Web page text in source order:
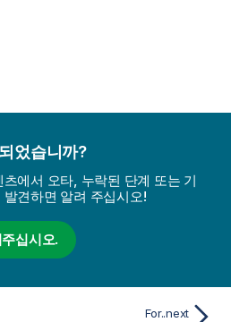
었습니까?
에서 오타, 누락된 단계 또는 기
견하면 알려 주십시오!
십시오.
For..next